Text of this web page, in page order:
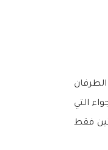
التي
فقط